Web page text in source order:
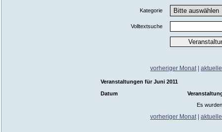
Kategorie
Volltextsuche
vorheriger Monat|
Veranstaltungen für Juni 2011
Datum
Es
vorheriger Monat|